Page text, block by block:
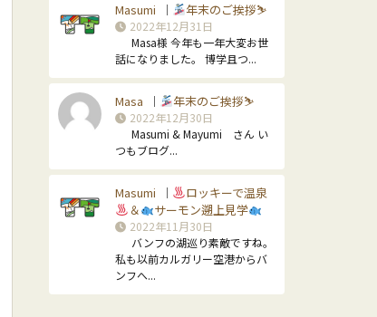
Masumi ｜ 年末のご挨拶⛷
2022年12月31日
Masa様 今年も一年大変お世
話になりました。 博学且つ...
Masa ｜ 年末のご挨拶⛷
2022年12月30日
Masumi & Mayumi さん い
つもブログ...
Masumi ｜
ロッキーで温泉
＆
サーモン遡上見学
2022年11月30日
バンフの湖巡り素敵ですね。
私も以前カルガリー空港からバ
ンフへ...